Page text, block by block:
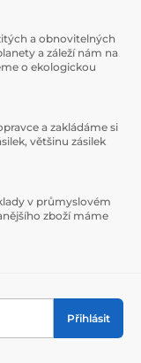
a obnovitelných
a záleží nám na
o ekologickou
a zakládáme si
většinu zásilek
v průmyslovém
zboží máme
Přihlásit